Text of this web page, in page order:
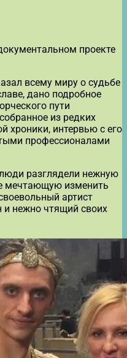
проекте
всему миру о судьбе
дано подробное
пути
из редких
хроники, интервью с его
профессионалами
разглядели нежную
мечтающую изменить
артист
нежно чтящий своих